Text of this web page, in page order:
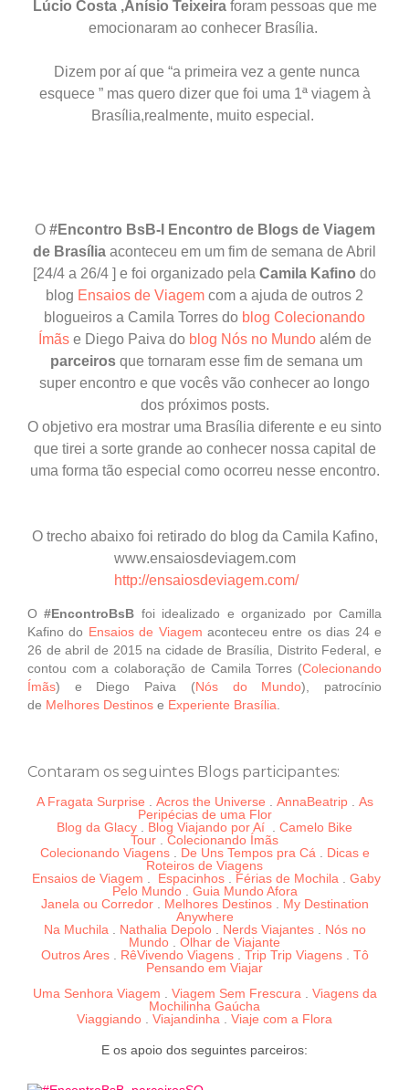
Lúcio Costa ,Anísio Teixeira foram pessoas que me
emocionaram ao conhecer Brasília.
Dizem por aí que “a primeira vez a gente nunca
esquece ” mas quero dizer que foi uma 1ª viagem à
Brasília,realmente, muito especial.
O #Encontro BsB-I Encontro de Blogs de Viagem
de Brasília aconteceu em um fim de semana de Abril
[24/4 a 26/4 ] e foi organizado pela Camila Kafino do
blog Ensaios de Viagem com a ajuda de outros 2
blogueiros a Camila Torres do blog Colecionando
Ímãse Diego Paiva do blog Nós no Mundoalém de
parceiros que tornaram esse fim de semana um
super encontro e que vocês vão conhecer ao longo
dos próximos posts.
O objetivo era mostrar uma Brasília diferente e eu sinto
que tirei a sorte grande ao conhecer nossa capital de
uma forma tão especial como ocorreu nesse encontro.
O trecho abaixo foi retirado do blog da Camila Kafino,
www.ensaiosdeviagem.com
http://ensaiosdeviagem.com/
O #EncontroBsB foi idealizado e organizado por Camilla
Kafino do Ensaios de Viagem aconteceu entre os dias 24 e
26 de abril de 2015 na cidade de Brasília, Distrito Federal, e
contou com a colaboração de Camila Torres (Colecionando
Ímãs) e Diego Paiva (Nós do Mundo), patrocínio
de Melhores Destinos e Experiente Brasília
Contaram os seguintes Blogs participantes:
A Fragata Surprise Acros the Universe AnnaBeatrip. As
Peripécias de uma Flor
Blog da Glacy
Blog Viajando por Aí
Camelo Bike
Tour
Colecionando Ímãs
Colecionando Viagens. De Uns Tempos pra Cá
Dicas e
Roteiros de Viagens
Ensaios de Viagem
Espacinhos Férias de Mochila
Gaby
Pelo Mundo. Guia Mundo Afora
Janela ou Corredor. Melhores Destinos
My Destination
Anywhere
Na Muchila
Nathalia Depolo Nerds Viajantes. Nós no
Mundo
Olhar de Viajante
Outros Ares. RêVivendo Viagens. Trip Trip Viagens. Tô
Pensando em Viajar
Uma Senhora Viagem . Viagem Sem Frescura. Viagens da
Mochilinha Gaúcha
Viaggiando . Viajandinha . Viaje com a Flora
E os apoio dos seguintes parceiros: